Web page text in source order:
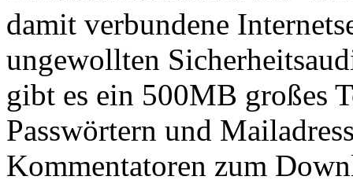
damit verbundene
ungewollten
gibt es ein 500MB großes
Passwörtern und
Kommentatoren zum